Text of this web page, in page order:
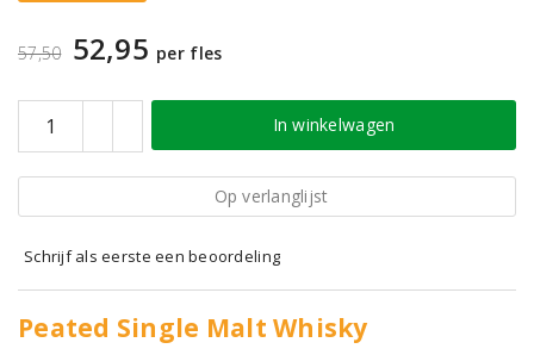
57,50 52,95 per fles
In winkelwagen
Op verlanglijst
Schrijf als eerste een beoordeling
Peated Single Malt Whisky